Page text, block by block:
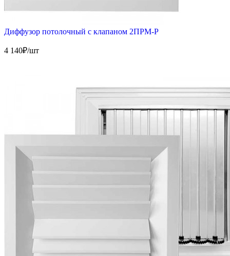
Диффузор потолочный с клапаном 2ПРМ-Р
4 140₽/шт